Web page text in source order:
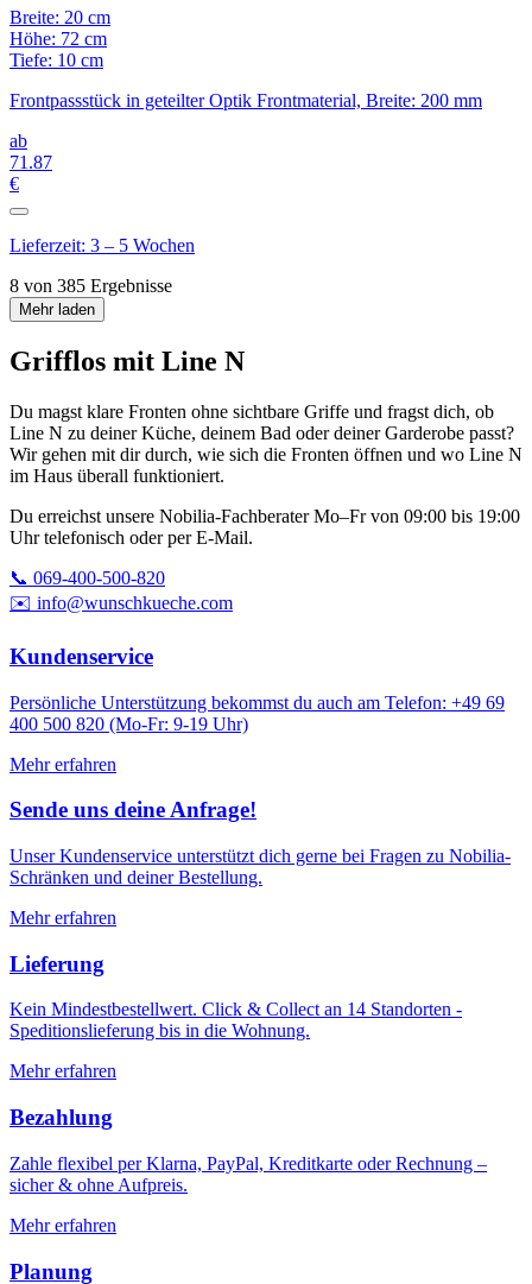
Breite: 20 cm
Höhe: 72 cm
Tiefe: 10 cm
Frontpassstück in geteilter Optik Frontmaterial, Breite: 200 mm
ab
71 .87
€
Lieferzeit: 3 – 5 Wochen
8 von 385 Ergebnisse
Mehr laden
Grifflos mit Line N
Du magst klare Fronten ohne sichtbare Griffe und fragst dich, ob
Line N zu deiner Küche, deinem Bad oder deiner Garderobe passt?
Wir gehen mit dir durch, wie sich die Fronten öffnen und wo Line N
im Haus überall funktioniert.
Du erreichst unsere Nobilia-Fachberater Mo–Fr von 09:00 bis 19:00
Uhr telefonisch oder per E-Mail.
📞 069-400-500-820
✉️ info@wunschkueche.com
Kundenservice
Persönliche Unterstützung bekommst du auch am Telefon: +49 69
400 500 820 (Mo-Fr: 9-19 Uhr)
Mehr erfahren
Sende uns deine Anfrage!
Unser Kundenservice unterstützt dich gerne bei Fragen zu Nobilia-
Schränken und deiner Bestellung.
Mehr erfahren
Lieferung
Kein Mindestbestellwert. Click & Collect an 14 Standorten -
Speditionslieferung bis in die Wohnung.
Mehr erfahren
Bezahlung
Zahle flexibel per Klarna, PayPal, Kreditkarte oder Rechnung –
sicher & ohne Aufpreis.
Mehr erfahren
Planung